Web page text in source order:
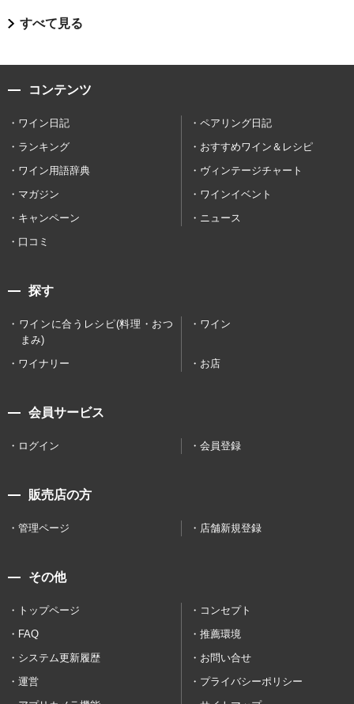
すべて見る
コンテンツ
ワイン日記
ペアリング日記
ランキング
おすすめワイン＆レシピ
ワイン用語辞典
ヴィンテージチャート
マガジン
ワインイベント
キャンペーン
ニュース
口コミ
探す
ワインに合うレシピ(料理・おつ
まみ)
ワイン
ワイナリー お店
会員サービス
ログイン 会員登録
販売店の方
管理ページ 店舗新規登録
その他
トップページ
コンセプト
FAQ
推薦環境
システム更新履歴
お問い合せ
運営
プライバシーポリシー